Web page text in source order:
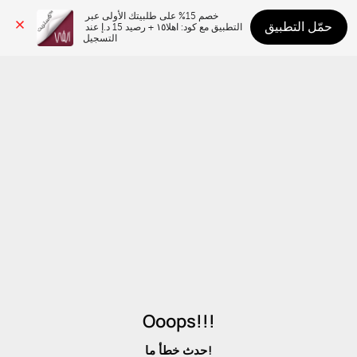
التسجيل
حمّل التطبيق
Ooops!!!
حدث خطأ ما!